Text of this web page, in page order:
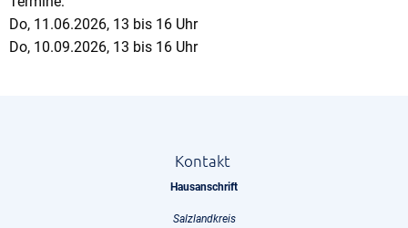
Do, 11.06.2026, 13 bis 16 Uhr
Do, 10.09.2026, 13 bis 16 Uhr
Kontakt
Hausanschrift
Salzlandkreis